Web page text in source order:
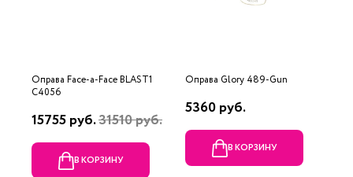
Оправа Face-a-Face BLAST1
C4056
15755 руб.31510 руб.
В КОРЗИНУ
Оправа Glory 489-Gun
5360 руб.
В КОРЗИНУ